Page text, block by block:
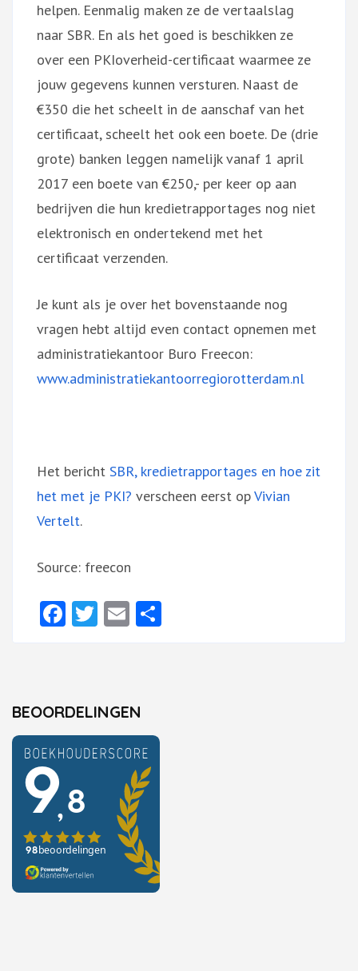
helpen. Eenmalig maken ze de vertaalslag
naar SBR. En als het goed is beschikken ze
over een PKIoverheid-certificaat waarmee ze
jouw gegevens kunnen versturen. Naast de
€350 die het scheelt in de aanschaf van het
certificaat, scheelt het ook een boete. De (drie
grote) banken leggen namelijk vanaf 1 april
2017 een boete van €250,- per keer op aan
bedrijven die hun kredietrapportages nog niet
elektronisch en ondertekend met het
certificaat verzenden.
Je kunt als je over het bovenstaande nog
vragen hebt altijd even contact opnemen met
administratiekantoor Buro Freecon:
www.administratiekantoorregiorotterdam.nl
Het bericht SBR, kredietrapportages en hoe zit
het met je PKI? verscheen eerst opVivian
Vertelt.
Source: freecon
Facebook
Twitter
Email
BEOORDELINGEN